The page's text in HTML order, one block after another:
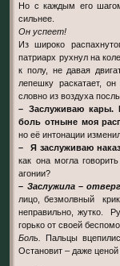
Но с каждым его
сильнее.
Он успеет!
Из широко
патриарх рухнул на
к полу, не давая
лепешку раскатает,
словно из воздуха
– Заслуживаю кары.
боль отныне моя
но её интонации
– Я заслуживаю
как она могла
агонии?
– Заслужила –
лицо, безмолвный
неправильно, жутко.
горько от своей
Боль.
Пальцы
Остановит – даже ценой